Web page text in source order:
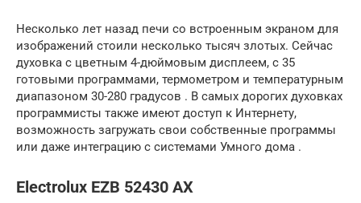
Несколько лет назад печи со встроенным экраном для
изображений стоили несколько тысяч злотых. Сейчас
духовка с цветным 4-дюймовым дисплеем, с 35
готовыми программами, термометром и температурным
диапазоном 30-280 градусов . В самых дорогих духовках
программисты также имеют доступ к Интернету,
возможность загружать свои собственные программы
или даже интеграцию с системами Умного дома .
Electrolux EZB 52430 AX